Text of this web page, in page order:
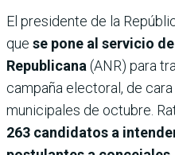
El presidente de la
que se pone al servicio
Republicana(ANR) para
campaña electoral, de
municipales de octubre.
263 candidatos a